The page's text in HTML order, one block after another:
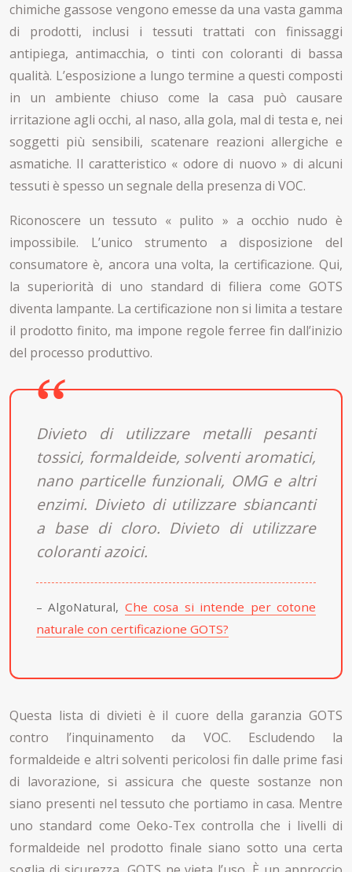
chimiche gassose vengono emesse da una vasta gamma
di prodotti, inclusi i tessuti trattati con finissaggi
antipiega, antimacchia, o tinti con coloranti di bassa
qualità. L’esposizione a lungo termine a questi composti
in un ambiente chiuso come la casa può causare
irritazione agli occhi, al naso, alla gola, mal di testa e, nei
soggetti più sensibili, scatenare reazioni allergiche e
asmatiche. Il caratteristico « odore di nuovo » di alcuni
tessuti è spesso un segnale della presenza di VOC.
Riconoscere un tessuto « pulito » a occhio nudo è
impossibile. L’unico strumento a disposizione del
consumatore è, ancora una volta, la certificazione. Qui,
la superiorità di uno standard di filiera come GOTS
diventa lampante. La certificazione non si limita a testare
il prodotto finito, ma impone regole ferree fin dall’inizio
del processo produttivo.
Divieto di utilizzare metalli pesanti
tossici, formaldeide, solventi aromatici,
nano particelle funzionali, OMG e altri
enzimi. Divieto di utilizzare sbiancanti
a base di cloro. Divieto di utilizzare
coloranti azoici.
– AlgoNatural, Che cosa si intende per cotone
naturale con certificazione GOTS?
Questa lista di divieti è il cuore della garanzia GOTS
contro l’inquinamento da VOC. Escludendo la
formaldeide e altri solventi pericolosi fin dalle prime fasi
di lavorazione, si assicura che queste sostanze non
siano presenti nel tessuto che portiamo in casa. Mentre
uno standard come Oeko-Tex controlla che i livelli di
formaldeide nel prodotto finale siano sotto una certa